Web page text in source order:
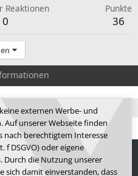
Reaktionen
0
Punkte
36
Datenschutz Hilfe Startseite
externen Werbe- und
Auf unserer Webseite finden
nach berechtigtem Interesse
f DSGVO) oder eigene
Durch die Nutzung unserer
sich damit einverstanden, dass